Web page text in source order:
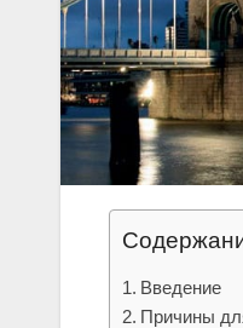
Введение
Причины